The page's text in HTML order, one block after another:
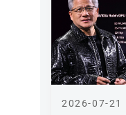
2026-07-21